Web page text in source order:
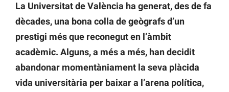
La Universitat de València ha generat, des de fa
dècades, una bona colla de geògrafs d’un
prestigi més que reconegut en l’àmbit
acadèmic. Alguns, a més a més, han decidit
abandonar momentàniament la seva plàcida
vida universitària per baixar a l’arena política,